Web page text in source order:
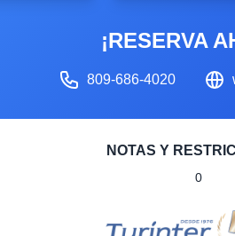
¡RESERVA
809-686-4020
NOTAS Y
0